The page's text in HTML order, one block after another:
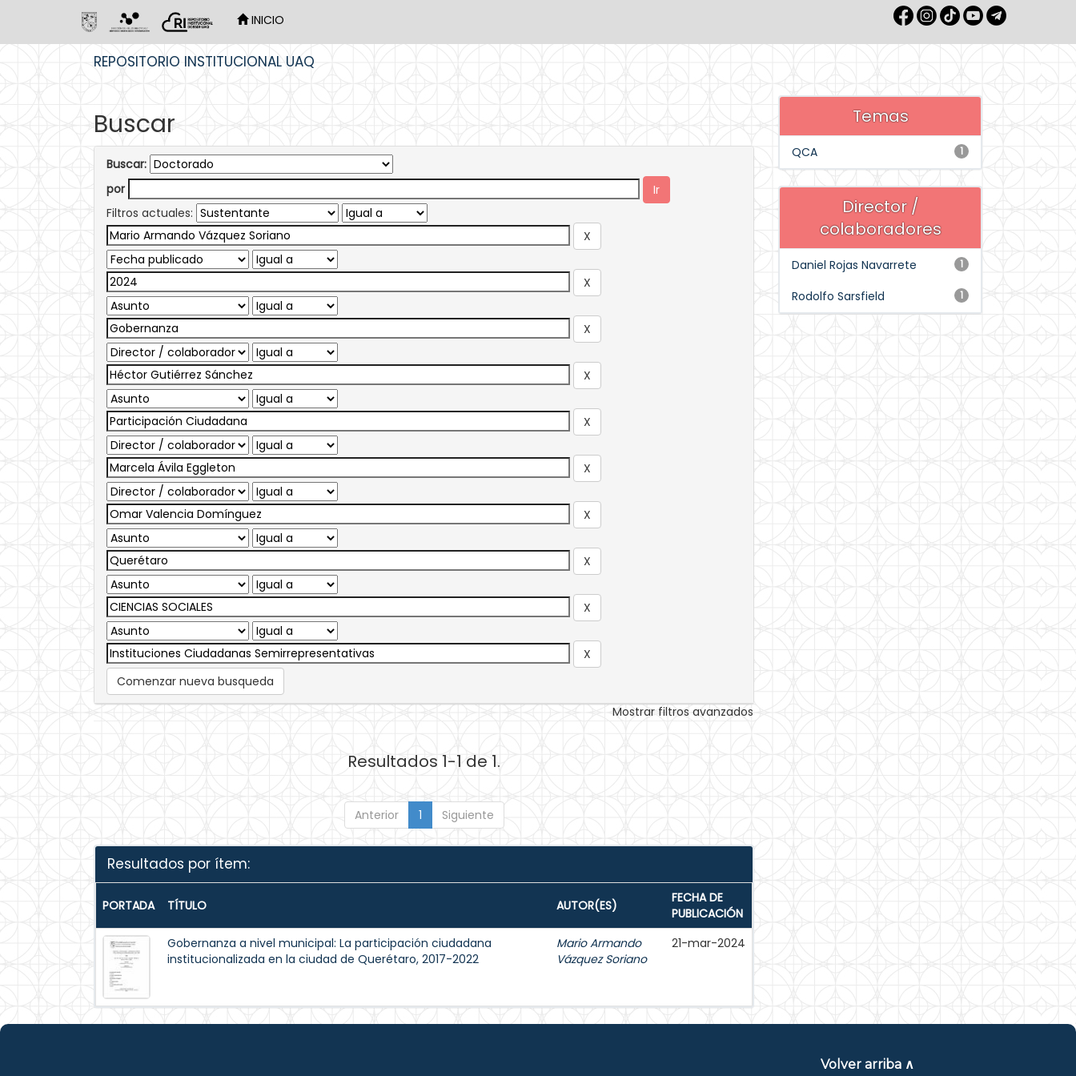
INICIO
REPOSITORIO INSTITUCIONAL UAQ
Buscar
Buscar:
por
Filtros actuales:
Comenzar nueva busqueda
Mostrar filtros avanzados
Resultados 1-1 de 1.
Anterior 1 Siguiente
Resultados por ítem:
PORTADA TÍTULO AUTOR(ES)
FECHA DE
PUBLICACIÓN
Gobernanza a nivel municipal: La participación ciudadana
institucionalizada en la ciudad de Querétaro, 2017-2022
Mario Armando
Vázquez Soriano
21-mar-2024
Temas
1
QCA
Director /
colaboradores
1
Daniel Rojas Navarrete
1
Rodolfo Sarsfield
Volver arriba ∧